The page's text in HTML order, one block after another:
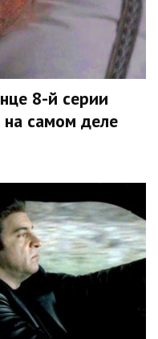
8-й серии
самом деле